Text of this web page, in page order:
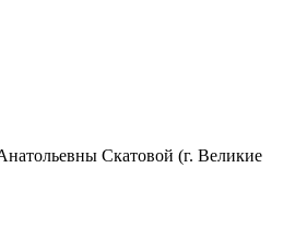
Скатовой (г. Великие